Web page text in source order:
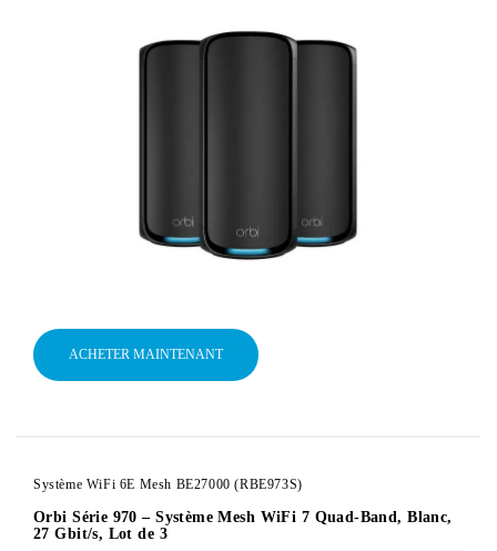
ACHETER MAINTENANT
Système WiFi 6E Mesh BE27000 (RBE973S)
Orbi Série 970 – Système Mesh WiFi 7 Quad-Band, Blanc,
27 Gbit/s, Lot de 3